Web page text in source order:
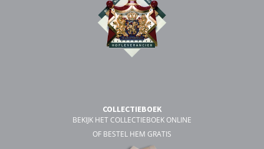
COLLECTIEBOEK
BEKIJK HET COLLECTIEBOEK ONLINE
OF BESTEL HEM GRATIS